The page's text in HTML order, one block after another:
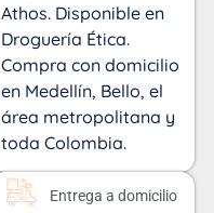
Athos. Disponible en
Droguería Ética.
Compra con domicilio
en Medellín, Bello, el
área metropolitana y
toda Colombia.
Entrega a domicilio